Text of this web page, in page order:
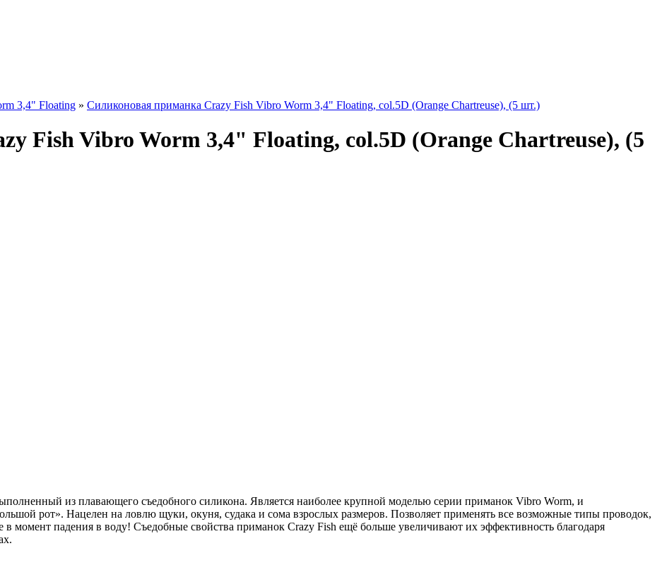
3,4" Floating » Силиконовая приманка Crazy Fish Vibro Worm 3,4" Floating, col.5D (Orange Chartreuse), (5 шт.)
Fish Vibro Worm 3,4" Floating, col.5D (Orange Chartreuse), (5
из плавающего съедобного силикона. Является наиболее крупной моделью серии приманок Vibro Worm, и
рот». Нацелен на ловлю щуки, окуня, судака и сома взрослых размеров. Позволяет применять все возможные типы проводок,
в момент падения в воду! Съедобные свойства приманок Crazy Fish ещё больше увеличивают их эффективность благодаря